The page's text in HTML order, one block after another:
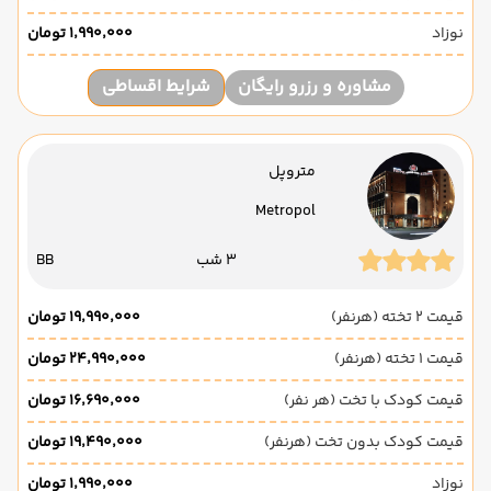
نوزاد
۱٬۹۹۰٬۰۰۰ تومان
مشاوره و رزرو رایگان شرایط اقساطی
متروپل
Metropol
3 شب BB
قیمت 2 تخته (هرنفر)
۱۹٬۹۹۰٬۰۰۰ تومان
قیمت 1 تخته (هرنفر)
۲۴٬۹۹۰٬۰۰۰ تومان
قیمت کودک با تخت (هر نفر)
۱۶٬۶۹۰٬۰۰۰ تومان
قیمت کودک بدون تخت (هرنفر)
۱۹٬۴۹۰٬۰۰۰ تومان
نوزاد
۱٬۹۹۰٬۰۰۰ تومان